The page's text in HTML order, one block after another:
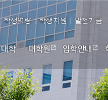
학생역량 학생지원 발전기금
대학 대학원 입학안내